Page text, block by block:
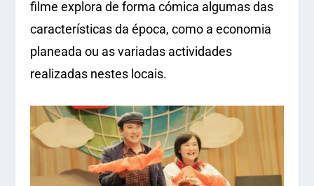
filme explora de forma cómica algumas das
características da época, como a economia
planeada ou as variadas actividades
realizadas nestes locais.